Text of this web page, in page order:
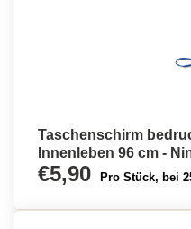
Taschenschirm
Innenleben 96 cm -
€5,90 Pro Stück, bei